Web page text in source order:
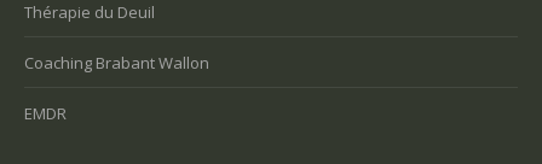
Thérapie du Deuil
Coaching Brabant Wallon
EMDR